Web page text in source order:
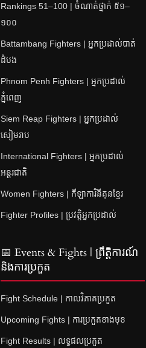
Rankings 51–100 | ចំណាត់ថ្នាក់ ៥១–
១០០
Battambang Fighters | អ្នកប្រដាល់បាត់
ដំបង
Phnom Penh Fighters | អ្នកប្រដាល់
ភ្នំពេញ
Siem Reap Fighters | អ្នកប្រដាល់
សៀមរាប
International Fighters | អ្នកប្រដាល់
អន្តរជាតិ
Women Fighters | កីឡាការិនីគុនខ្មែរ
Fighter Profiles | ប្រវត្តិអ្នកប្រដាល់
📅 Events & Fights | ព្រឹត្តិការណ៍
និងការប្រកួត
Fight Schedule | កាលវិភាគប្រកួត
Upcoming Fights | ការប្រកួតខាងមុខ
Fight Results | លទ្ធផលប្រកួត